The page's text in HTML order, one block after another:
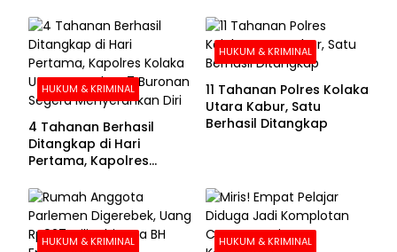
Evakuasi Jenazah
Korban
HUKUM & KRIMINAL
4 Tahanan Berhasil
Ditangkap di Hari
Pertama, Kapolres
Buronan Segera
Menyerahkan Diri
HUKUM & KRIMINAL
11 Tahanan Polres Kolaka
Utara Kabur, Satu
Berhasil Ditangkap
HUKUM & KRIMINAL HUKUM & KRIMINAL